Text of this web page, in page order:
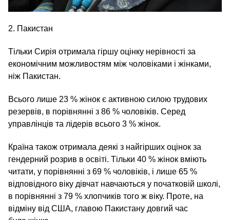
2. Пакистан
Тільки Сирія отримала гіршу оцінку нерівності за
економічним можливостям між чоловіками і жінками,
ніж Пакистан.
Всього лише 23 % жінок є активною силою трудових
резервів, в порівнянні з 86 % чоловіків. Серед
управлінців та лідерів всього 3 % жінок.
Країна також отримала деякі з найгірших оцінок за
гендерний розрив в освіті. Тільки 40 % жінок вміють
читати, у порівнянні з 69 % чоловіків, і лише 65 %
відповідного віку дівчат навчаються у початковій школі,
в порівнянні з 79 % хлопчиків того ж віку. Проте, на
відміну від США, главою Пакистану довгий час